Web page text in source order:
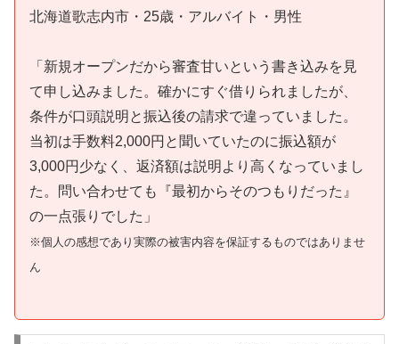
北海道歌志内市・25歳・アルバイト・男性
「新規オープンだから審査甘いという書き込みを見
て申し込みました。確かにすぐ借りられましたが、
条件が口頭説明と振込後の請求で違っていました。
当初は手数料2,000円と聞いていたのに振込額が
3,000円少なく、返済額は説明より高くなっていまし
た。問い合わせても『最初からそのつもりだった』
の一点張りでした」
※個人の感想であり実際の被害内容を保証するものではありませ
ん